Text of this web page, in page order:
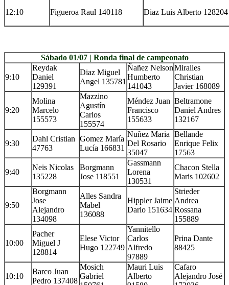
12:10 Figueroa Raul 140118 Diaz Luis Alberto 128204
Sábado 01/07 | Ronda final de campeonato
9:10
Reydak
Daniel
129391
Diaz Miguel
Angel 135781
Ñañez Nelson
Humberto
141043
Miralles
Christian
Javier 168089
9:20
Molina
Marcelo
155573
Mazzino
Agustín
Carlos
155574
Méndez Juan
Francisco
155633
Beltramone
Daniel Andres
132167
9:30
Dahl Cristian
47763
Gomez María
Lucía 166831
Nuñez Maria
Del Rosario
35047
Bellande
Enrique Felix
17563
9:40
Neis Nicolas
135228
Borgmann
Jose 118551
Gassmann
Lorena
130531
Chacon Stella
Maris 102602
9:50
Borgmann
Jose
Alejandro
134098
Alles Sandra
Mabel
136088
Hippler Jaime
Dario 151634
Strieder
Andrea
Rossana
155889
10:00
Pacher
Miguel J
128814
Elese Victor
Hugo 122749
Yannitello
Carlos
Alfredo
97889
Prina Dante
88425
10:10
Barco Juan
Pedro 137408
Mosich
Gabriel
Mauri Luis
Alberto
Cafaro
Alejandro José